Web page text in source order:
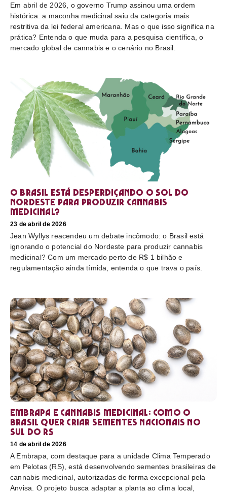
Em abril de 2026, o governo Trump assinou uma ordem
histórica: a maconha medicinal saiu da categoria mais
restritiva da lei federal americana. Mas o que isso significa na
prática? Entenda o que muda para a pesquisa científica, o
mercado global de cannabis e o cenário no Brasil.
O Brasil está desperdiçando o sol do
nordeste para produzir cannabis
medicinal?
23 de abril de 2026
Jean Wyllys reacendeu um debate incômodo: o Brasil está
ignorando o potencial do Nordeste para produzir cannabis
medicinal? Com um mercado perto de R$ 1 bilhão e
regulamentação ainda tímida, entenda o que trava o país.
Embrapa e cannabis medicinal: como o
Brasil quer criar sementes nacionais no
sul do RS
14 de abril de 2026
A Embrapa, com destaque para a unidade Clima Temperado
em Pelotas (RS), está desenvolvendo sementes brasileiras de
cannabis medicinal, autorizadas de forma excepcional pela
Anvisa. O projeto busca adaptar a planta ao clima local,